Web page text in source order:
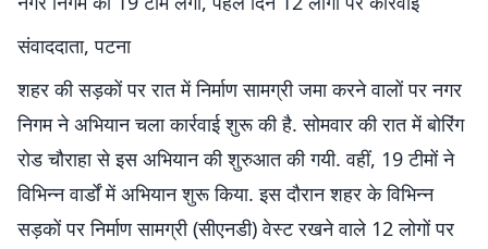
संवाददाता, पटना
शहर की सड़कों पर रात में निर्माण सामग्री जमा करने वालों पर नगर
निगम ने अभियान चला कार्रवाई शुरू की है. सोमवार की रात में बोरिंग
रोड चौराहा से इस अभियान की शुरुआत की गयी. वहीं, 19 टीमों ने
विभिन्न वार्डों में अभियान शुरू किया. इस दौरान शहर के विभिन्न
सड़कों पर निर्माण सामग्री (सीएनडी) वेस्ट रखने वाले 12 लोगों पर